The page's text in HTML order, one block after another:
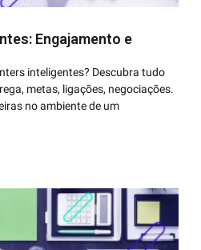
Engajamento e
inteligentes? Descubra tudo
metas, ligações, negociações.
no ambiente de um